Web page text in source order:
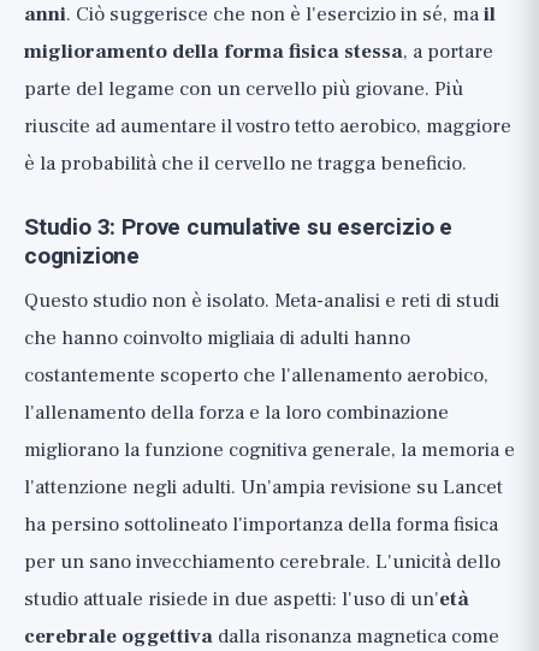
anni. Ciò suggerisce che non è l'esercizio in sé, mail
miglioramento della forma fisica stessa, a portare
parte del legame con un cervello più giovane. Più
riuscite ad aumentare il vostro tetto aerobico, maggiore
è la probabilità che il cervello ne tragga beneficio.
Studio 3: Prove cumulative su esercizio e
cognizione
Questo studio non è isolato. Meta-analisi e reti di studi
che hanno coinvolto migliaia di adulti hanno
costantemente scoperto che l'allenamento aerobico,
l'allenamento della forza e la loro combinazione
migliorano la funzione cognitiva generale, la memoria e
l'attenzione negli adulti. Un'ampia revisione su Lancet
ha persino sottolineato l'importanza della forma fisica
per un sano invecchiamento cerebrale. L'unicità dello
studio attuale risiede in due aspetti: l'uso di un'età
cerebrale oggettiva dalla risonanza magnetica come